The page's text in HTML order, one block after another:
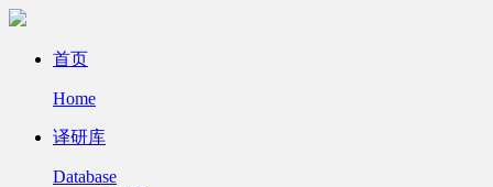
首页
Home
译研库
Database